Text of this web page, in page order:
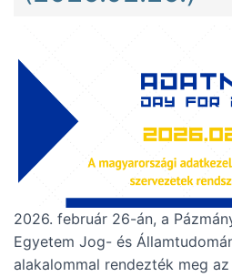
2026. február 26-án, a
Egyetem Jog- és
alakalommal rendezték meg az